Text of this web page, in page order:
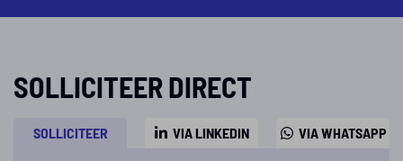
SOLLICITEER DIRECT
SOLLICITEER VIA LINKEDIN VIA WHATSAPP